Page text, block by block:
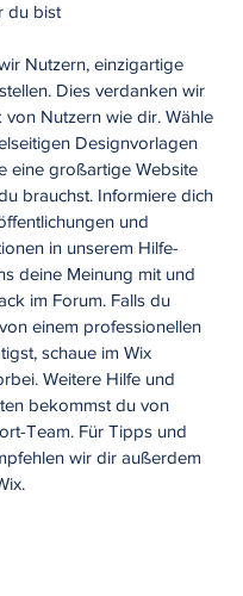
du bist
Nutzern, einzigartige
Dies verdanken wir
Nutzern wie dir. Wähle
Designvorlagen
eine großartige Website
brauchst. Informiere dich
und
in unserem Hilfe-
deine Meinung mit und
im Forum. Falls du
einem professionellen
schaue im Wix
Weitere Hilfe und
bekommst du von
Team. Für Tipps und
wir dir außerdem